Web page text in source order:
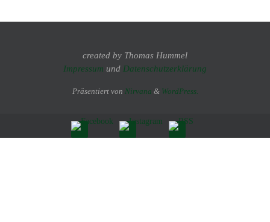
created by Thomas Hummel
Impressum und Datenschutzerklärung
Präsentiert von Nirvana & WordPress.